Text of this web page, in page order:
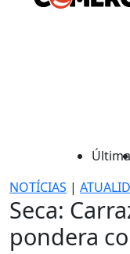
NOTÍCIAS |
Seca:
pondera